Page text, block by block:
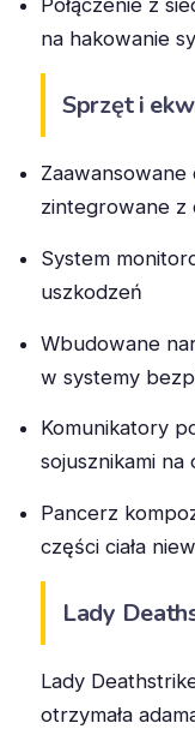
na hakowanie
Sprzęt i
zintegrowane z
System
uszkodzeń
Wbudowane
w systemy
Komunikatory
sojusznikami na
Pancerz
części ciała
Lady
Lady
otrzymała